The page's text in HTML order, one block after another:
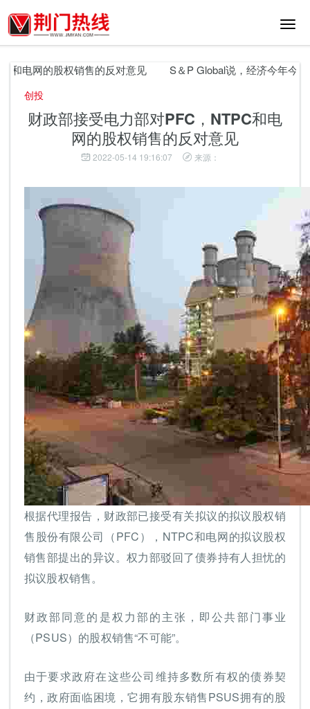
切
航
电网的股权销售的反对意见 S＆P Global说，经济今年今年
创投
财政部接受电力部对PFC，NTPC和电
网的股权销售的反对意见
2022-05-14 19:16:07 来源：
根据代理报告，财政部已接受有关拟议的拟议股权销
售股份有限公司（PFC），NTPC和电网的拟议股权
销售部提出的异议。权力部驳回了债券持有人担忧的
拟议股权销售。
财政部同意的是权力部的主张，即公共部门事业
（PSUS）的股权销售“不可能”。
由于要求政府在这些公司维持多数所有权的债券契
约，政府面临困境，它拥有股东销售PSUS拥有的股